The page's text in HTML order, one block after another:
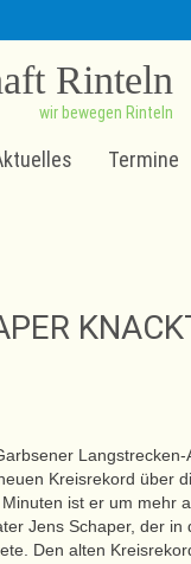
Rinteln
wir bewegen Rinteln
Termine
Kreisrekord über
ist er um mehr
Jens Schaper, der in
Den alten